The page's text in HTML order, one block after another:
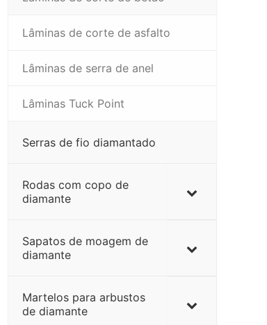
Lâminas de corte de asfalto
Lâminas de serra de anel
Lâminas Tuck Point
Serras de fio diamantado
Rodas com copo de
diamante
Sapatos de moagem de
diamante
Martelos para arbustos
de diamante